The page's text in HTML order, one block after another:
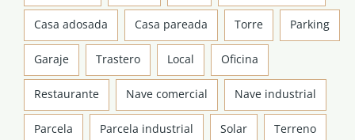
Casa adosada Casa pareada
Garaje Local
Nave comercial Nave industrial
Oficina
Parcela Parcela industrial
Parking
Restaurante
Solar Terreno
Torre
Trastero